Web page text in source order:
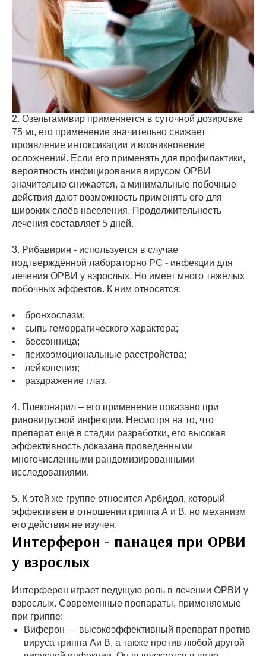
2. Озельтамивир применяется в суточной дозировке
75 мг, его применение значительно снижает
проявление интоксикации и возникновение
осложнений. Если его применять для профилактики,
вероятность инфицирования вирусом ОРВИ
значительно снижается, а минимальные побочные
действия дают возможность применять его для
широких слоёв населения. Продолжительность
лечения составляет 5 дней.
3. Рибавирин - используется в случае
подтверждённой лабораторно РС - инфекции для
лечения ОРВИ у взрослых. Но имеет много тяжёлых
побочных эффектов. К ним относятся:
• бронхоспазм;
• сыпь геморрагического характера;
• бессонница;
• психоэмоциональные расстройства;
• лейкопения;
• раздражение глаз.
4. Плеконарил – его применение показано при
риновирусной инфекции. Несмотря на то, что
препарат ещё в стадии разработки, его высокая
эффективность доказана проведенными
многочисленными рандомизированными
исследованиями.
5. К этой же группе относится Арбидол, который
эффективен в отношении гриппа А и В, но механизм
его действия не изучен.
Интерферон - панацея при ОРВИ
у взрослых
Интерферон играет ведущую роль в лечении ОРВИ у
взрослых. Современные препараты, применяемые
при гриппе:
Виферон — высокоэффективный препарат против
вируса гриппа Аи В, а также против любой другой